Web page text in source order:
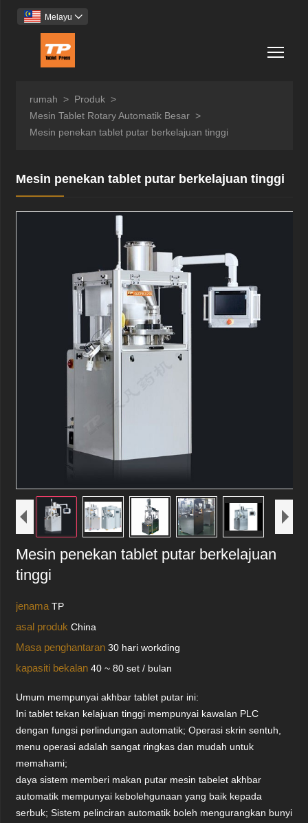
Melayu 
rumah > Produk >
Mesin Tablet Rotary Automatik Besar >
Mesin penekan tablet putar berkelajuan tinggi
Mesin penekan tablet putar berkelajuan tinggi
Mesin penekan tablet putar berkelajuan
tinggi
jenamaTP
asal produkChina
Masa penghantaran30 hari workding
kapasiti bekalan40 ~ 80 set / bulan
Umum mempunyai akhbar tablet putar ini:
Ini tablet tekan kelajuan tinggi mempunyai kawalan PLC
dengan fungsi perlindungan automatik; Operasi skrin sentuh,
menu operasi adalah sangat ringkas dan mudah untuk
memahami;
daya sistem memberi makan putar mesin tabelet akhbar
automatik mempunyai kebolehgunaan yang baik kepada
serbuk; Sistem pelinciran automatik boleh mengurangkan bunyi